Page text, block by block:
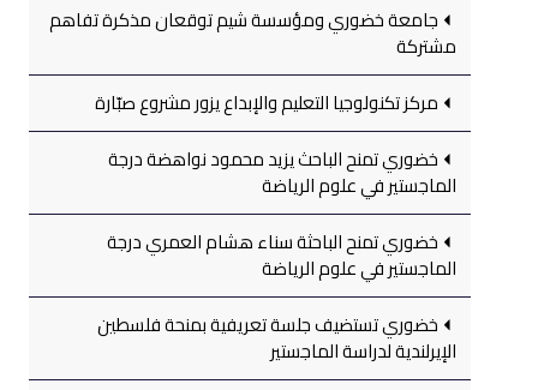
جامعة خضوري ومؤسسة شيم توقعان مذكرة تفاهم
مشتركة
مركز تكنولوجيا التعليم والإبداع يزور مشروع صبّارة
خضوري تمنح الباحث يزيد محمود نواهضة درجة
الماجستير في علوم الرياضة
خضوري تمنح الباحثة سناء هشام العمري درجة
الماجستير في علوم الرياضة
خضوري تستضيف جلسة تعريفية بمنحة فلسطين
الإيرلندية لدراسة الماجستير